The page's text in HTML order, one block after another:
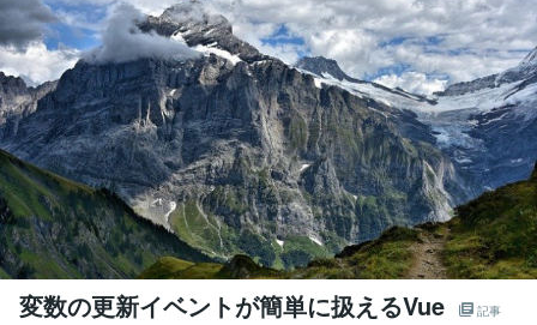
変数の更新イベントが簡単に扱えるVue 記事